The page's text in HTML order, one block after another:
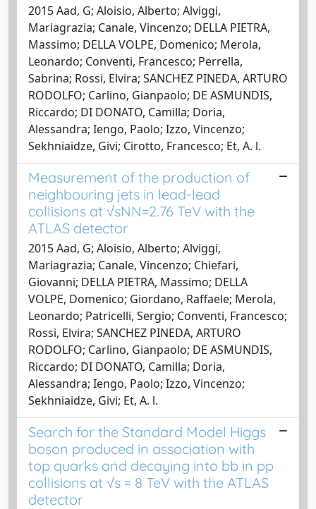
2015 Aad, G; Aloisio, Alberto; Alviggi,
Mariagrazia; Canale, Vincenzo; DELLA PIETRA,
Massimo; DELLA VOLPE, Domenico; Merola,
Leonardo; Conventi, Francesco; Perrella,
Sabrina; Rossi, Elvira; SANCHEZ PINEDA, ARTURO
RODOLFO; Carlino, Gianpaolo; DE ASMUNDIS,
Riccardo; DI DONATO, Camilla; Doria,
Alessandra; Iengo, Paolo; Izzo, Vincenzo;
Sekhniaidze, Givi; Cirotto, Francesco; Et, A. l.
Measurement of the production of
neighbouring jets in lead-lead
collisions at √sNN=2.76 TeV with the
ATLAS detector
2015 Aad, G; Aloisio, Alberto; Alviggi,
Mariagrazia; Canale, Vincenzo; Chiefari,
Giovanni; DELLA PIETRA, Massimo; DELLA
VOLPE, Domenico; Giordano, Raffaele; Merola,
Leonardo; Patricelli, Sergio; Conventi, Francesco;
Rossi, Elvira; SANCHEZ PINEDA, ARTURO
RODOLFO; Carlino, Gianpaolo; DE ASMUNDIS,
Riccardo; DI DONATO, Camilla; Doria,
Alessandra; Iengo, Paolo; Izzo, Vincenzo;
Sekhniaidze, Givi; Et, A. l.
Search for the Standard Model Higgs
boson produced in association with
top quarks and decaying into bb in pp
collisions at √s = 8 TeV with the ATLAS
detector